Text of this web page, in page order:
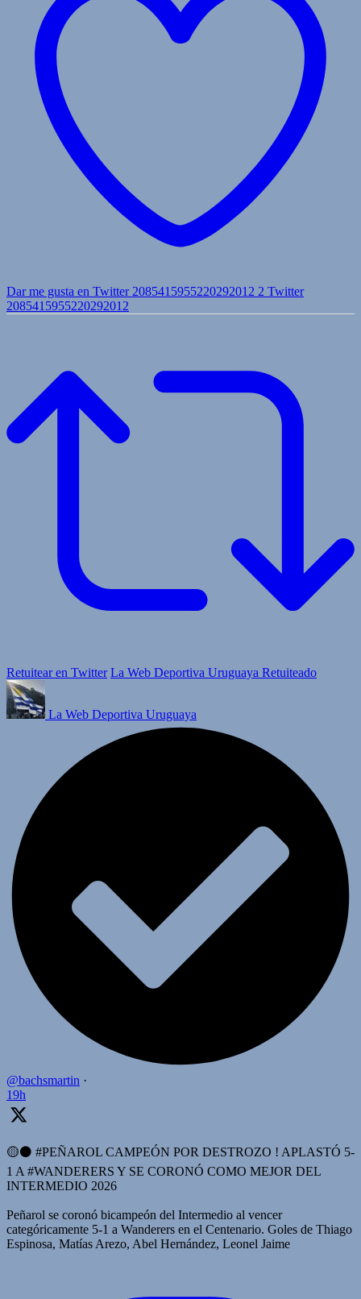
Dar me gusta en Twitter 2085415955220292012 2 Twitter
2085415955220292012
Retuitear en Twitter La Web Deportiva Uruguaya Retuiteado
La Web Deportiva Uruguaya
@bachsmartin ·
19h
🟡⚫️ #PEÑAROL CAMPEÓN POR DESTROZO ! APLASTÓ 5-
1 A #WANDERERS Y SE CORONÓ COMO MEJOR DEL
INTERMEDIO 2026
Peñarol se coronó bicampeón del Intermedio al vencer
categóricamente 5-1 a Wanderers en el Centenario. Goles de Thiago
Espinosa, Matías Arezo, Abel Hernández, Leonel Jaime